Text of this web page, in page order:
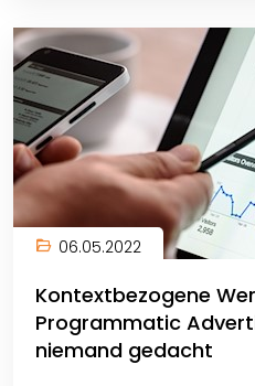
06.05.2022
Kontextbezogene
Programmatic
niemand gedacht